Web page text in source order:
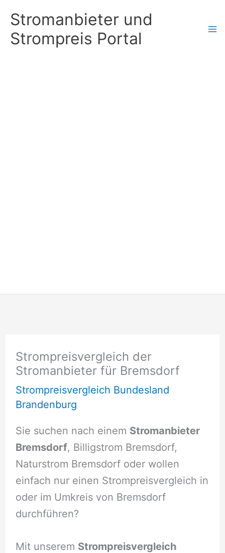
Inhalt
springen
Stromanbieter und
Strompreis Portal
Strompreisvergleich der
Stromanbieter für Bremsdorf
Strompreisvergleich Bundesland
Brandenburg
Sie suchen nach einem Stromanbieter
Bremsdorf, Billigstrom Bremsdorf,
Naturstrom Bremsdorf oder wollen
einfach nur einen Strompreisvergleich in
oder im Umkreis von Bremsdorf
durchführen?
Mit unserem Strompreisvergleich